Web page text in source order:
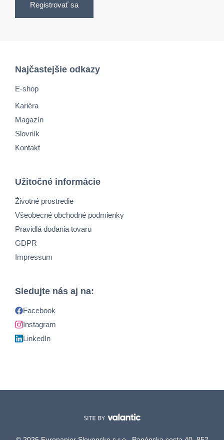
Registrovať sa
Najčastejšie odkazy
E-shop
Kariéra
Magazín
Slovník
Kontakt
Užitočné informácie
Životné prostredie
Všeobecné obchodné podmienky
Pravidlá dodania tovaru
GDPR
Impressum
Sledujte nás aj na:
Facebook
Instagram
LinkedIn